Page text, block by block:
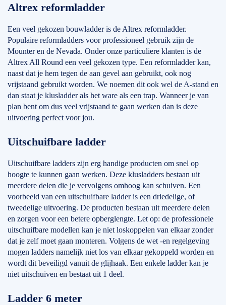
Altrex reformladder
Een veel gekozen bouwladder is de Altrex reformladder.
Populaire reformladders voor professioneel gebruik zijn de
Mounter en de Nevada. Onder onze particuliere klanten is de
Altrex All Round een veel gekozen type. Een reformladder kan,
naast dat je hem tegen de aan gevel aan gebruikt, ook nog
vrijstaand gebruikt worden. We noemen dit ook wel de A-stand en
dan staat je klusladder als het ware als een trap. Wanneer je van
plan bent om dus veel vrijstaand te gaan werken dan is deze
uitvoering perfect voor jou.
Uitschuifbare ladder
Uitschuifbare ladders zijn erg handige producten om snel op
hoogte te kunnen gaan werken. Deze klusladders bestaan uit
meerdere delen die je vervolgens omhoog kan schuiven. Een
voorbeeld van een uitschuifbare ladder is een driedelige, of
tweedelige uitvoering. De producten bestaan uit meerdere delen
en zorgen voor een betere opberglengte. Let op: de professionele
uitschuifbare modellen kan je niet loskoppelen van elkaar zonder
dat je zelf moet gaan monteren. Volgens de wet -en regelgeving
mogen ladders namelijk niet los van elkaar gekoppeld worden en
wordt dit beveiligd vanuit de glijhaak. Een enkele ladder kan je
niet uitschuiven en bestaat uit 1 deel.
Ladder 6 meter